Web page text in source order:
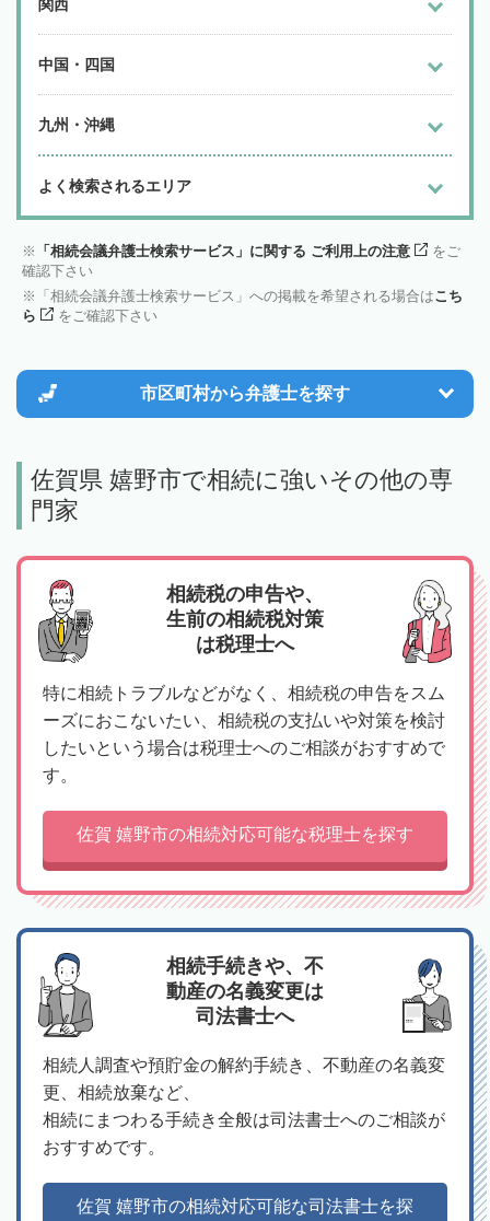
関西
中国・四国
九州・沖縄
よく検索されるエリア
「相続会議弁護士検索サービス」に関する ご利用上の注意
をご
確認下さい
「相続会議弁護士検索サービス」への掲載を希望される場合はこち
ら
をご確認下さい
市区町村から弁護士を探す
佐賀県 嬉野市で相続に強いその他の専
門家
相続税の申告や、
生前の相続税対策
は税理士へ
特に相続トラブルなどがなく、相続税の申告をスム
ーズにおこないたい、相続税の支払いや対策を検討
したいという場合は税理士へのご相談がおすすめで
す。
佐賀 嬉野市の相続対応可能な税理士を探す
相続手続きや、不
動産の名義変更は
司法書士へ
相続人調査や預貯金の解約手続き、不動産の名義変
更、相続放棄など、
相続にまつわる手続き全般は司法書士へのご相談が
おすすめです。
佐賀 嬉野市の相続対応可能な司法書士を探